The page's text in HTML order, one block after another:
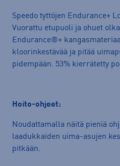
Speedo tyttöjen Endurance+
Vuorattu etupuoli ja ohuet
Endurance®+
kloorinkestävää ja pitää
pidempään. 53% kierrätetty
Hoito-ohjeet:
Noudattamalla näitä pieniä
laadukkaiden uima-asujen
pitkään.